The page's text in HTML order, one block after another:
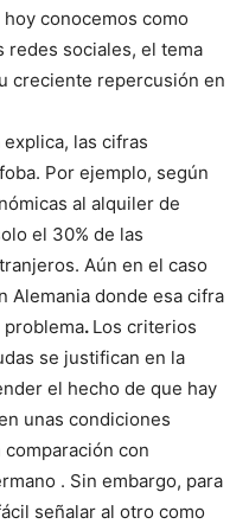
conocemos como
redes sociales, el tema
creciente repercusión en
las cifras
Por ejemplo, según
al alquiler de
el 30% de las
Aún en el caso
Alemania donde esa cifra
problema. Los criterios
se justifican en la
el hecho de que hay
unas condiciones
con
. Sin embargo, para
señalar al otro como